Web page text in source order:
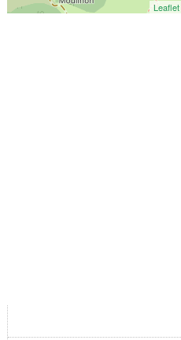
Leaflet